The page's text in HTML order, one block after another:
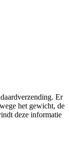
Er
het gewicht, de
deze informatie